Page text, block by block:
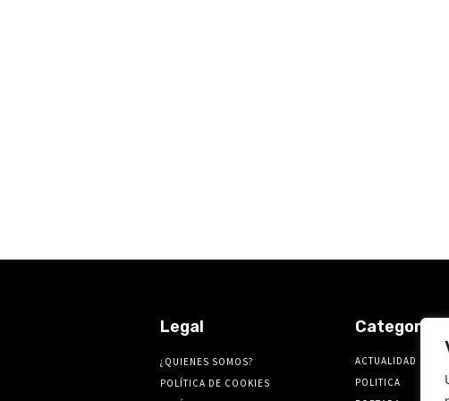
Legal
¿QUIENES SOMOS?
POLÍTICA DE COOKIES
Categorías
ACTUALIDAD
POLITICA